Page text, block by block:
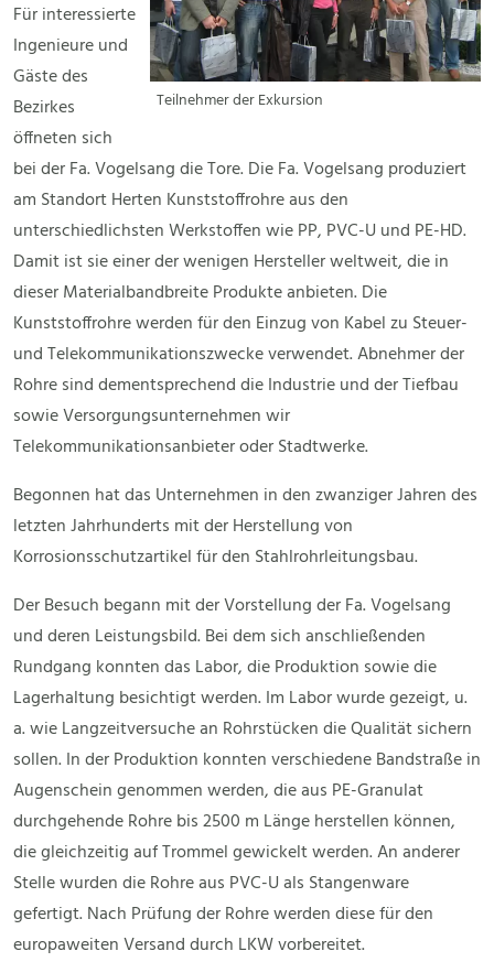
Teilnehmer der Exkursion
Für interessierte
Ingenieure und
Gäste des
Bezirkes
öffneten sich
bei der Fa. Vogelsang die Tore. Die Fa. Vogelsang produziert
am Standort Herten Kunststoffrohre aus den
unterschiedlichsten Werkstoffen wie PP, PVC-U und PE-HD.
Damit ist sie einer der wenigen Hersteller weltweit, die in
dieser Materialbandbreite Produkte anbieten. Die
Kunststoffrohre werden für den Einzug von Kabel zu Steuer-
und Telekommunikationszwecke verwendet. Abnehmer der
Rohre sind dementsprechend die Industrie und der Tiefbau
sowie Versorgungsunternehmen wir
Telekommunikationsanbieter oder Stadtwerke.
Begonnen hat das Unternehmen in den zwanziger Jahren des
letzten Jahrhunderts mit der Herstellung von
Korrosionsschutzartikel für den Stahlrohrleitungsbau.
Der Besuch begann mit der Vorstellung der Fa. Vogelsang
und deren Leistungsbild. Bei dem sich anschließenden
Rundgang konnten das Labor, die Produktion sowie die
Lagerhaltung besichtigt werden. Im Labor wurde gezeigt, u.
a. wie Langzeitversuche an Rohrstücken die Qualität sichern
sollen. In der Produktion konnten verschiedene Bandstraße in
Augenschein genommen werden, die aus PE-Granulat
durchgehende Rohre bis 2500 m Länge herstellen können,
die gleichzeitig auf Trommel gewickelt werden. An anderer
Stelle wurden die Rohre aus PVC-U als Stangenware
gefertigt. Nach Prüfung der Rohre werden diese für den
europaweiten Versand durch LKW vorbereitet.